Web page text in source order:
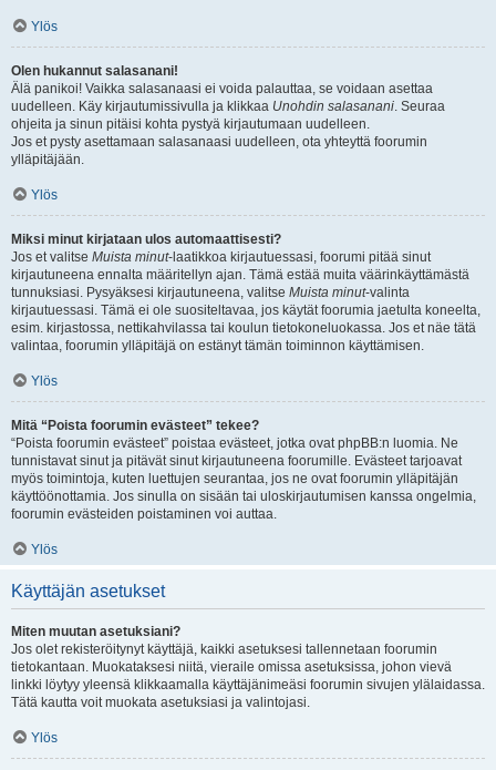
Ylös
Olen hukannut salasanani!
Älä panikoi! Vaikka salasanaasi ei voida palauttaa, se voidaan asettaa
uudelleen. Käy kirjautumissivulla ja klikkaa Unohdin salasanani. Seuraa
ohjeita ja sinun pitäisi kohta pystyä kirjautumaan uudelleen.
Jos et pysty asettamaan salasanaasi uudelleen, ota yhteyttä foorumin
ylläpitäjään.
Ylös
Miksi minut kirjataan ulos automaattisesti?
Jos et valitse Muista minut-laatikkoa kirjautuessasi, foorumi pitää sinut
kirjautuneena ennalta määritellyn ajan. Tämä estää muita väärinkäyttämästä
tunnuksiasi. Pysyäksesi kirjautuneena, valitse Muista minut-valinta
kirjautuessasi. Tämä ei ole suositeltavaa, jos käytät foorumia jaetulta koneelta,
esim. kirjastossa, nettikahvilassa tai koulun tietokoneluokassa. Jos et näe tätä
valintaa, foorumin ylläpitäjä on estänyt tämän toiminnon käyttämisen.
Ylös
Mitä “Poista foorumin evästeet” tekee?
“Poista foorumin evästeet” poistaa evästeet, jotka ovat phpBB:n luomia. Ne
tunnistavat sinut ja pitävät sinut kirjautuneena foorumille. Evästeet tarjoavat
myös toimintoja, kuten luettujen seurantaa, jos ne ovat foorumin ylläpitäjän
käyttöönottamia. Jos sinulla on sisään tai uloskirjautumisen kanssa ongelmia,
foorumin evästeiden poistaminen voi auttaa.
Ylös
Käyttäjän asetukset
Miten muutan asetuksiani?
Jos olet rekisteröitynyt käyttäjä, kaikki asetuksesi tallennetaan foorumin
tietokantaan. Muokataksesi niitä, vieraile omissa asetuksissa, johon vievä
linkki löytyy yleensä klikkaamalla käyttäjänimeäsi foorumin sivujen ylälaidassa.
Tätä kautta voit muokata asetuksiasi ja valintojasi.
Ylös